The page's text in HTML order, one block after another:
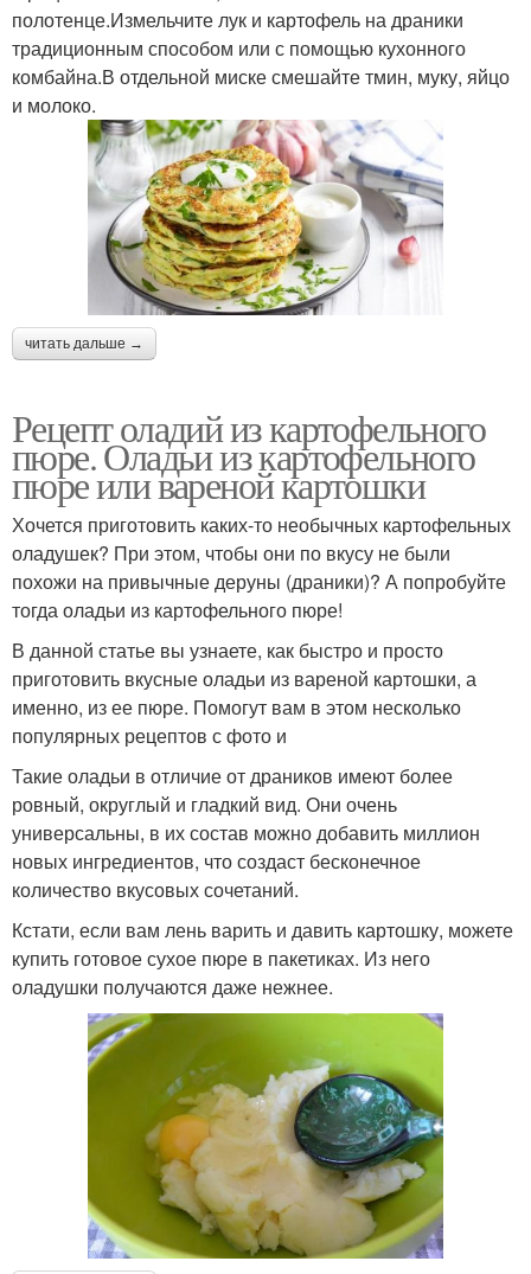
полотенце.Измельчите лук и картофель на драники
традиционным способом или с помощью кухонного
комбайна.В отдельной миске смешайте тмин, муку, яйцо
и молоко.
читать дальше →
Рецепт оладий из картофельного
пюре. Оладьи из картофельного
пюре или вареной картошки
Хочется приготовить каких-то необычных картофельных
оладушек? При этом, чтобы они по вкусу не были
похожи на привычные деруны (драники)? А попробуйте
тогда оладьи из картофельного пюре!
В данной статье вы узнаете, как быстро и просто
приготовить вкусные оладьи из вареной картошки, а
именно, из ее пюре. Помогут вам в этом несколько
популярных рецептов с фото и
Такие оладьи в отличие от драников имеют более
ровный, округлый и гладкий вид. Они очень
универсальны, в их состав можно добавить миллион
новых ингредиентов, что создаст бесконечное
количество вкусовых сочетаний.
Кстати, если вам лень варить и давить картошку, можете
купить готовое сухое пюре в пакетиках. Из него
оладушки получаются даже нежнее.